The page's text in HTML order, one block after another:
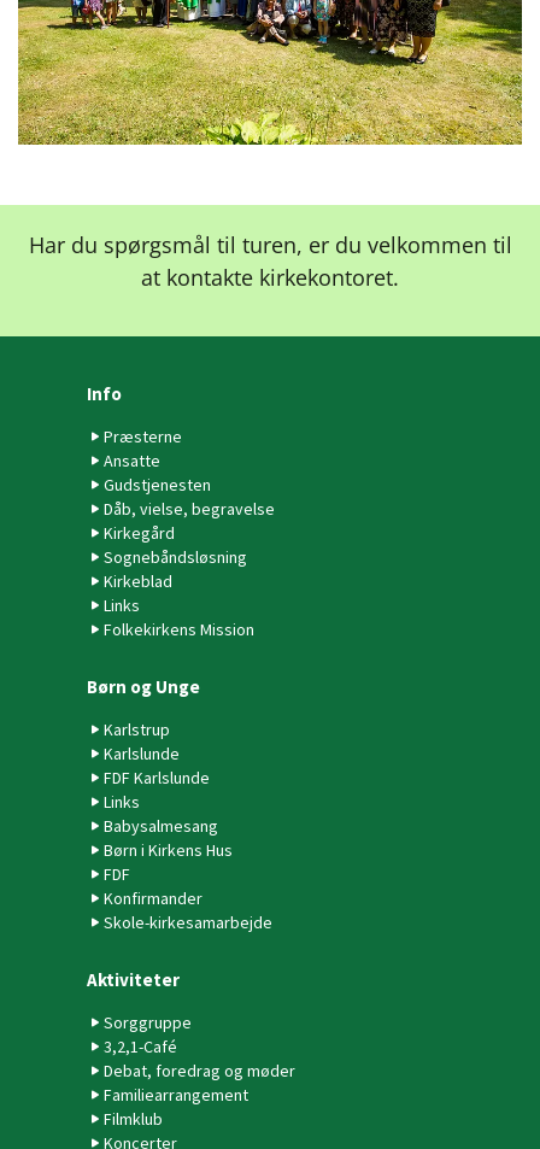
Har du spørgsmål til turen, er du velkommen til
at kontakte kirkekontoret.
Info
Præsterne
Ansatte
Gudstjenesten
Dåb, vielse, begravelse
Kirkegård
Sognebåndsløsning
Kirkeblad
Links
Folkekirkens Mission
Børn og Unge
Karlstrup
Karlslunde
FDF Karlslunde
Links
Babysalmesang
Børn i Kirkens Hus
FDF
Konfirmander
Skole-kirkesamarbejde
Aktiviteter
Sorggruppe
3,2,1-Café
Debat, foredrag og møder
Familiearrangement
Filmklub
Koncerter